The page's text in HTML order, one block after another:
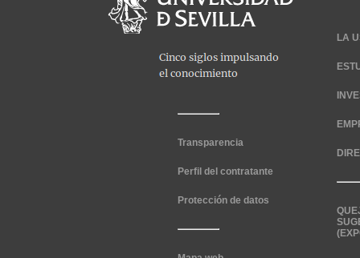
Transparencia
Perfil del contratante
Protección de datos
LA